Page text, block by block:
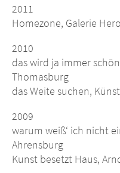
2011
Homezone, Galerie
2010
das wird ja immer
Thomasburg
das Weite suchen,
2009
warum weiß‘ ich nicht
Ahrensburg
Kunst besetzt Haus,